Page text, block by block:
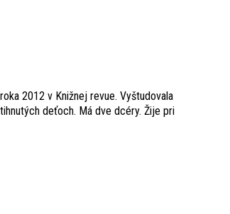
2012 v Knižnej revue. Vyštudovala
deťoch. Má dve dcéry. Žije pri